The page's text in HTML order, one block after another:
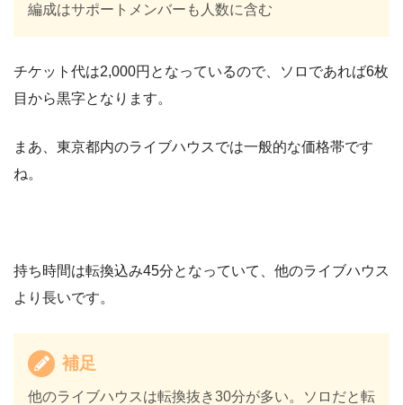
編成はサポートメンバーも人数に含む
チケット代は2,000円となっているので、ソロであれば6枚
目から黒字となります。
まあ、東京都内のライブハウスでは一般的な価格帯です
ね。
持ち時間は転換込み45分となっていて、他のライブハウス
より長いです。
補足
他のライブハウスは転換抜き30分が多い。ソロだと転